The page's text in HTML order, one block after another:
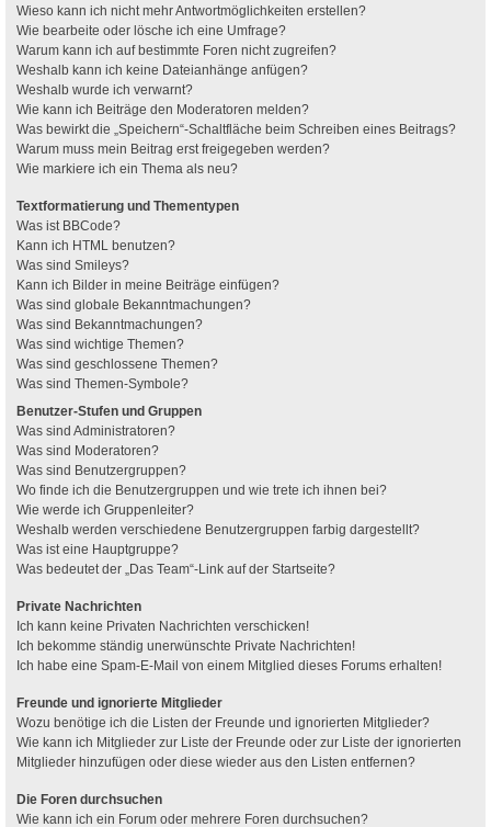
Wieso kann ich nicht mehr Antwortmöglichkeiten erstellen?
Wie bearbeite oder lösche ich eine Umfrage?
Warum kann ich auf bestimmte Foren nicht zugreifen?
Weshalb kann ich keine Dateianhänge anfügen?
Weshalb wurde ich verwarnt?
Wie kann ich Beiträge den Moderatoren melden?
Was bewirkt die „Speichern“-Schaltfläche beim Schreiben eines Beitrags?
Warum muss mein Beitrag erst freigegeben werden?
Wie markiere ich ein Thema als neu?
Textformatierung und Thementypen
Was ist BBCode?
Kann ich HTML benutzen?
Was sind Smileys?
Kann ich Bilder in meine Beiträge einfügen?
Was sind globale Bekanntmachungen?
Was sind Bekanntmachungen?
Was sind wichtige Themen?
Was sind geschlossene Themen?
Was sind Themen-Symbole?
Benutzer-Stufen und Gruppen
Was sind Administratoren?
Was sind Moderatoren?
Was sind Benutzergruppen?
Wo finde ich die Benutzergruppen und wie trete ich ihnen bei?
Wie werde ich Gruppenleiter?
Weshalb werden verschiedene Benutzergruppen farbig dargestellt?
Was ist eine Hauptgruppe?
Was bedeutet der „Das Team“-Link auf der Startseite?
Private Nachrichten
Ich kann keine Privaten Nachrichten verschicken!
Ich bekomme ständig unerwünschte Private Nachrichten!
Ich habe eine Spam-E-Mail von einem Mitglied dieses Forums erhalten!
Freunde und ignorierte Mitglieder
Wozu benötige ich die Listen der Freunde und ignorierten Mitglieder?
Wie kann ich Mitglieder zur Liste der Freunde oder zur Liste der ignorierten
Mitglieder hinzufügen oder diese wieder aus den Listen entfernen?
Die Foren durchsuchen
Wie kann ich ein Forum oder mehrere Foren durchsuchen?